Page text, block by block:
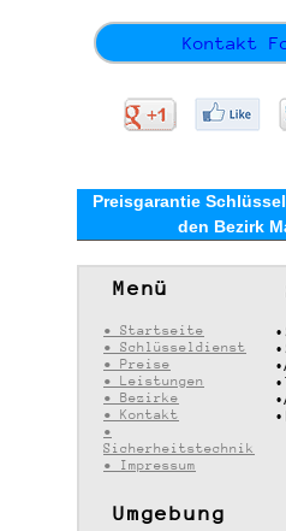
Kontakt
Preisgarantie
den Bezirk
Menü
• Startseite
• Schlüsseldienst
• Preise
• Leistungen
• Bezirke
• Kontakt
•
Sicherheitstechnik
• Impressum
Umgebung